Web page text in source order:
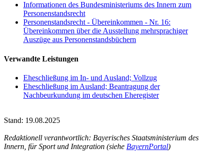
Informationen des Bundesministeriums des Innern zum
Personenstandsrecht
Personenstandsrecht - Übereinkommen - Nr. 16:
Übereinkommen über die Ausstellung mehrsprachiger
Auszüge aus Personenstandsbüchern
Verwandte Leistungen
Eheschließung im In- und Ausland; Vollzug
Eheschließung im Ausland; Beantragung der
Nachbeurkundung im deutschen Eheregister
Stand: 19.08.2025
Redaktionell verantwortlich: Bayerisches Staatsministerium des
Innern, für Sport und Integration (siehe BayernPortal)